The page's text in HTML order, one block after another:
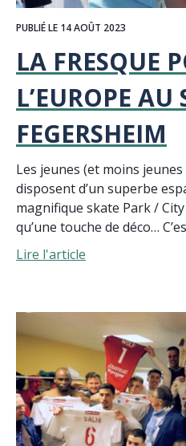
PUBLIÉ LE 14 AOÛT 2023
LA FRESQUE
L’EUROPE AU
FEGERSHEIM
Les jeunes (et moins jeunes
disposent d’un superbe
magnifique skate Park /
qu’une touche de déco…
Lire l'article